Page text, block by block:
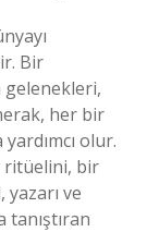
Bir
her bir
olur.
ritüelini, bir
ve